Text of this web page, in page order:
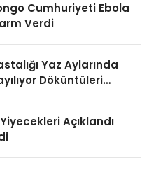
Cumhuriyeti Ebola
Verdi
Yaz Aylarında
Döküntüleri
Açıklandı